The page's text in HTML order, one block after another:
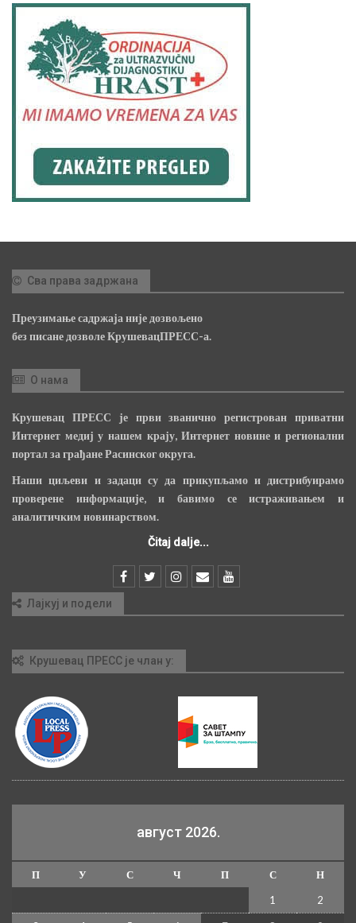
Сва права задржана
Преузимање садржаја није дозвољено
без писане дозволе КрушевацПРЕСС-а.
О нама
Крушевац ПРЕСС је први званично регистрован приватни
Интернет медиј у нашем крају, Интернет новине и регионални
портал за грађане Расинског округа.
Наши циљеви и задаци су да прикупљамо и дистрибуирамо
проверене информације, и бавимо се истраживањем и
аналитичким новинарством.
Čitaj dalje...
Лајкуј и подели
Крушевац ПРЕСС је члан у:
август 2026.
П У С Ч П С
Н
1
2